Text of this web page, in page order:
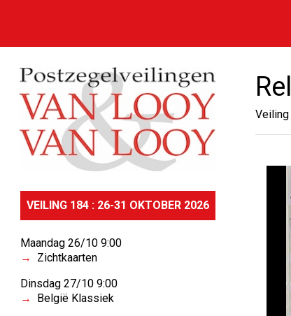
VEILING 184 : 26-31 OKTOBER 2026
Maandag 26/10 9:00
Zichtkaarten
Dinsdag 27/10 9:00
België Klassiek